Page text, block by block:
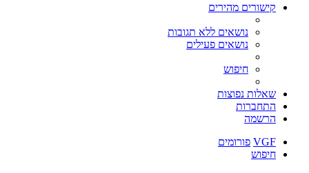
קישורים מהירים
נושאים ללא תגובות
נושאים פעילים
חיפוש
שאלות נפוצות
התחברות
הרשמה
VGF פורומים
חיפוש